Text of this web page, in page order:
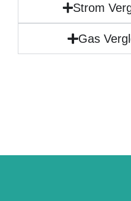
Strom
Gas